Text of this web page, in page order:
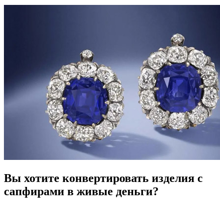
Вы хотите конвертировать изделия с
сапфирами в живые деньги?